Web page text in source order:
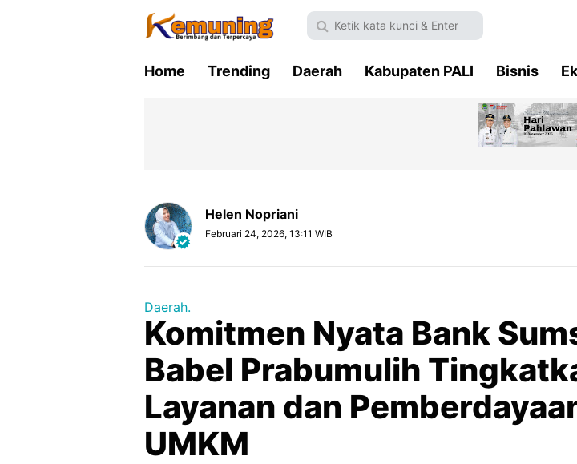
Home Trending Daerah Kabupaten PALI Bisnis
Helen Nopriani
Februari 24, 2026, 13:11 WIB
Daerah.
Komitmen Nyata Bank
Babel Prabumulih
Layanan dan
UMKM